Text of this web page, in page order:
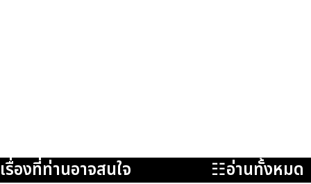
เรื่องที่ท่านอาจสนใจ ☷อ่านทั้งหมด